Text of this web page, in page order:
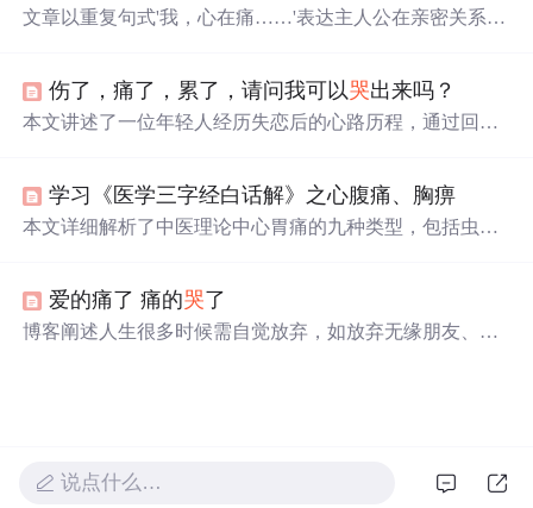
也提及优缺点，如能消除透视误差但体积大、价格高。
文章以重复句式'我，心在痛……'表达主人公在亲密关系中
受与情感依附的心理机制。
伤了，痛了，累了，请问我可以哭出来吗？
本文讲述了一位年轻人经历失恋后的心路历程，通过回顾
学习《医学三字经白话解》之心腹痛、胸痹
本文详细解析了中医理论中心胃痛的九种类型，包括虫
的中药方剂。
爱的痛了 痛的哭了
博客阐述人生很多时候需自觉放弃，如放弃无缘朋友、无
说点什么…